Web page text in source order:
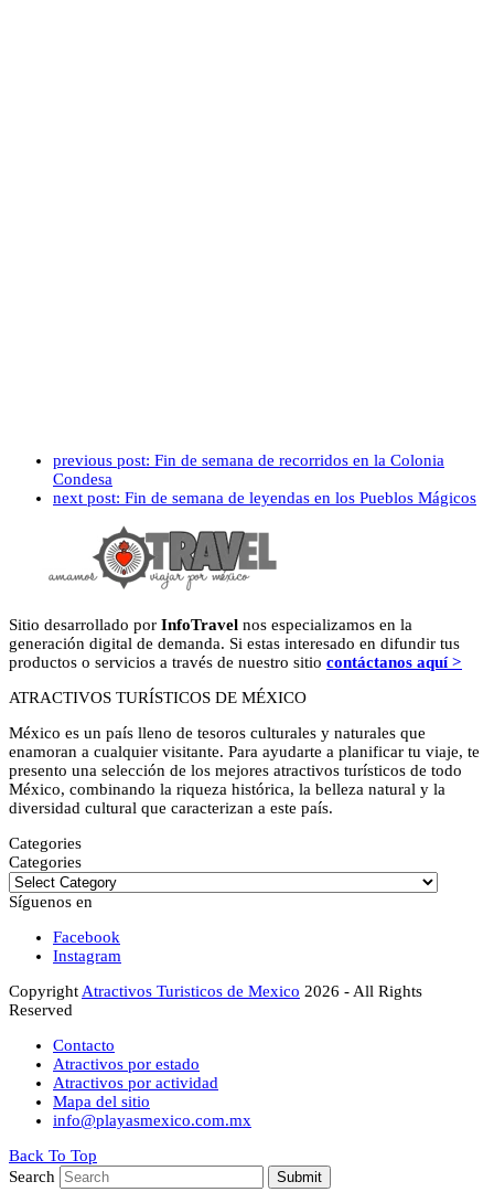
previous post: Fin de semana de recorridos en la Colonia
Condesa
next post: Fin de semana de leyendas en los Pueblos Mágicos
Sitio desarrollado por InfoTravel nos especializamos en la
generación digital de demanda. Si estas interesado en difundir tus
productos o servicios a través de nuestro sitio contáctanos aquí >
ATRACTIVOS TURÍSTICOS DE MÉXICO
México es un país lleno de tesoros culturales y naturales que
enamoran a cualquier visitante. Para ayudarte a planificar tu viaje, te
presento una selección de los mejores atractivos turísticos de todo
México, combinando la riqueza histórica, la belleza natural y la
diversidad cultural que caracterizan a este país.
Categories
Categories
Síguenos en
Facebook
Instagram
CopyrightAtractivos Turisticos de Mexico 2026 - All Rights
Reserved
Contacto
Atractivos por estado
Atractivos por actividad
Mapa del sitio
info@playasmexico.com.mx
Back To Top
Search
Submit